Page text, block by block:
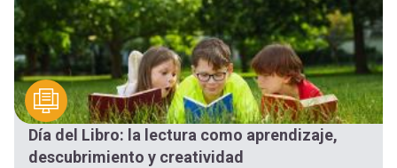
Día del Libro: la lectura como aprendizaje,
descubrimiento y creatividad